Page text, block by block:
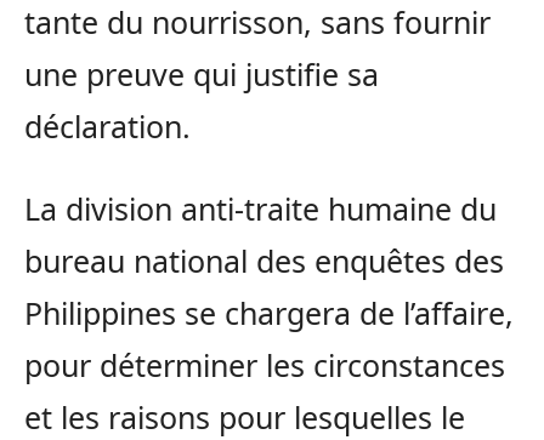
tante du nourrisson, sans fournir
une preuve qui justifie sa
déclaration.
La division anti-traite humaine du
bureau national des enquêtes des
Philippines se chargera de l’affaire,
pour déterminer les circonstances
et les raisons pour lesquelles le